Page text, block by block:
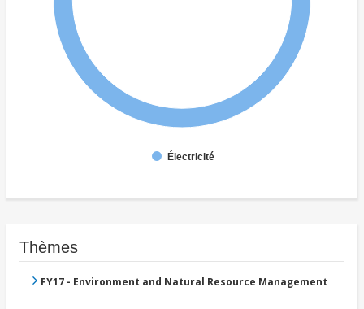
Électricité
Thèmes
FY17 - Environment and Natural Resource Management